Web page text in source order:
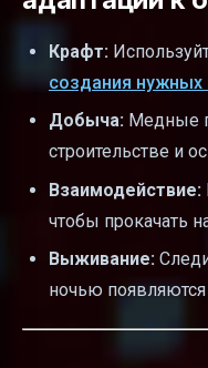
Крафт:
создания нужных
Добыча: Медные
строительстве и
Взаимодействие:
чтобы прокачать
Выживание:
ночью